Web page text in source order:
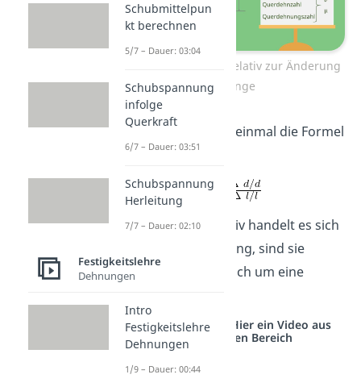
Änderung der Dicke relativ zur Änderung
der Länge
Sehen wir uns doch einmal die Formel
an:
=
Sind
und
positiv handelt es sich
um eine Vergrößerung, sind sie
negativ handelt es sich um eine
Studyflix vernetzt: Hier ein Video aus
einem anderen Bereich
Schubmittelpun
kt berechnen
5/7 – Dauer: 03:04
Schubspannung
infolge
Querkraft
6/7 – Dauer: 03:51
Schubspannung
Herleitung
7/7 – Dauer: 02:10
Festigkeitslehre
Dehnungen
Intro
Festigkeitslehre
Dehnungen
1/9 – Dauer: 00:44